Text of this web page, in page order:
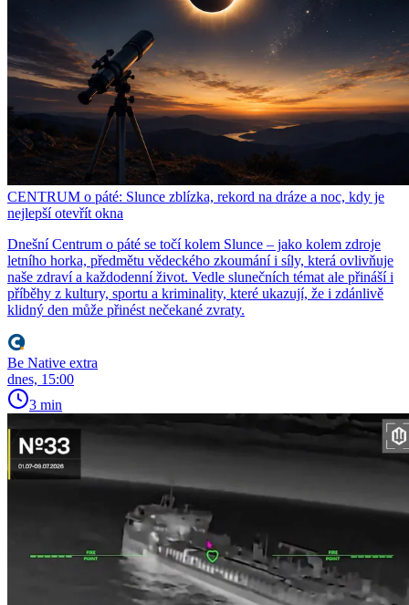
CENTRUM o páté: Slunce zblízka, rekord na dráze a noc, kdy je
nejlepší otevřít okna
Dnešní Centrum o páté se točí kolem Slunce – jako kolem zdroje
letního horka, předmětu vědeckého zkoumání i síly, která ovlivňuje
naše zdraví a každodenní život. Vedle slunečních témat ale přináší i
příběhy z kultury, sportu a kriminality, které ukazují, že i zdánlivě
klidný den může přinést nečekané zvraty.
Be Native extra
dnes, 15:00
3 min